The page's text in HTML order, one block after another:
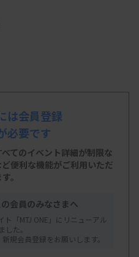
校
は会員登録
必要です
てのイベント詳細が制限な
便利な機能がご利用いただ
。
会員のみなさまへ
ト「MTJ ONE」にリニューアル
した。
規会員登録をお願いします。